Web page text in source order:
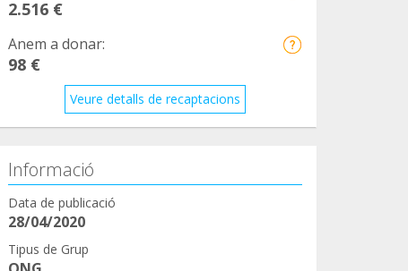
2.516 €
Anem a donar:
98 €
Veure detalls de recaptacions
Informació
Data de publicació
28/04/2020
Tipus de Grup